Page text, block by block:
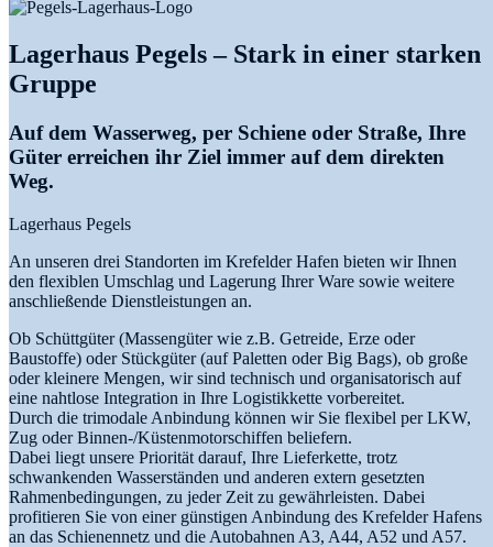
Lagerhaus Pegels – Stark in einer starken
Gruppe
Auf dem Wasserweg, per Schiene oder Straße, Ihre
Güter erreichen ihr Ziel immer auf dem direkten
Weg.
Lagerhaus Pegels
An unseren drei Standorten im Krefelder Hafen bieten wir Ihnen
den flexiblen Umschlag und Lagerung Ihrer Ware sowie weitere
anschließende Dienstleistungen an.
Ob Schüttgüter (Massengüter wie z.B. Getreide, Erze oder
Baustoffe) oder Stückgüter (auf Paletten oder Big Bags), ob große
oder kleinere Mengen, wir sind technisch und organisatorisch auf
eine nahtlose Integration in Ihre Logistikkette vorbereitet.
Durch die trimodale Anbindung können wir Sie flexibel per LKW,
Zug oder Binnen-/Küstenmotorschiffen beliefern.
Dabei liegt unsere Priorität darauf, Ihre Lieferkette, trotz
schwankenden Wasserständen und anderen extern gesetzten
Rahmenbedingungen, zu jeder Zeit zu gewährleisten. Dabei
profitieren Sie von einer günstigen Anbindung des Krefelder Hafens
an das Schienennetz und die Autobahnen A3, A44, A52 und A57.